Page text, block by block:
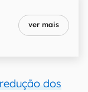
ver mais
dos